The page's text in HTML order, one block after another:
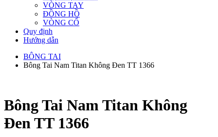
VÒNG TAY
ĐỒNG HỒ
VÒNG CỔ
Quy định
Hướng dẫn
BÔNG TAI
Bông Tai Nam Titan Không Đen TT 1366
Bông Tai Nam Titan Không
Đen TT 1366